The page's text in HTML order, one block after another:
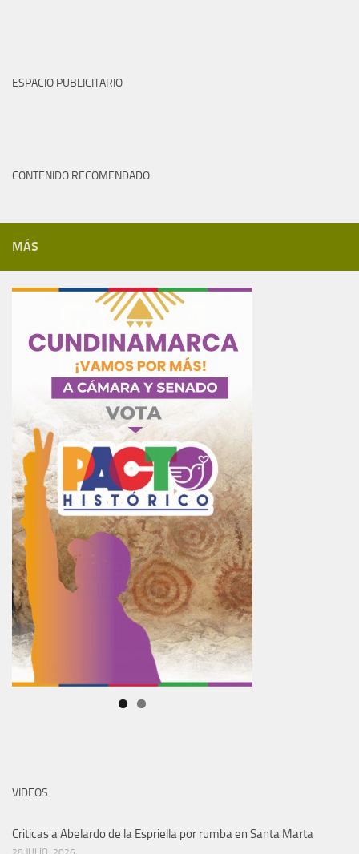
ESPACIO PUBLICITARIO
CONTENIDO RECOMENDADO
MÁS
VIDEOS
Criticas a Abelardo de la Espriella por rumba en Santa Marta